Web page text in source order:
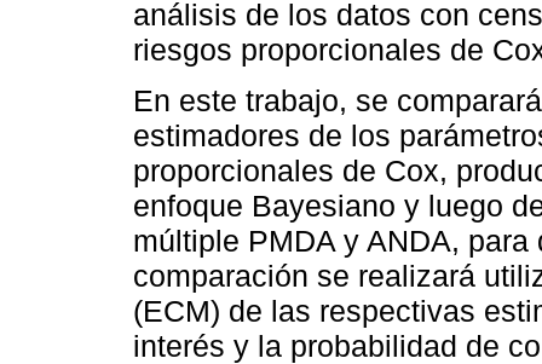
análisis de los datos con
riesgos proporcionales de
En este trabajo, se
estimadores de los
proporcionales de Cox,
enfoque Bayesiano y luego
múltiple PMDA y ANDA,
comparación se realizará
(ECM) de las respectivas
interés y la probabilidad de